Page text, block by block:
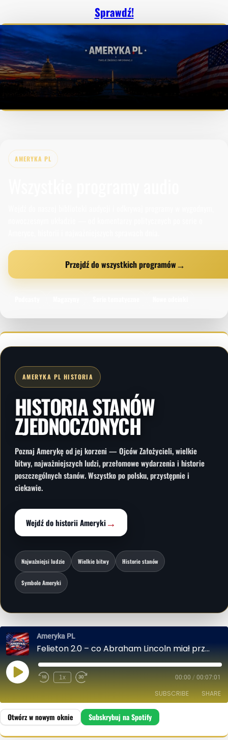
Sprawdź!
AMERYKA PL
Przejdź do wszystkich programów→
AMERYKA PL HISTORIA
HISTORIA STANÓW
ZJEDNOCZONYCH
Poznaj Amerykę od jej korzeni — Ojców Założycieli, wielkie
bitwy, najważniejszych ludzi, przełomowe wydarzenia i historie
poszczególnych stanów. Wszystko po polsku, przystępnie i
ciekawie.
Wejdź do historii Ameryki→
Najważniejsi ludzie Wielkie bitwy Historie stanów
Symbole Ameryki
Ameryka PL
Felieton 2.0 – co Abraham Lincoln miał przy sobie gdy został zastrzelony
P
L
P
I
O
1x 00:00 / 00:07:01
SUBSCRIBE SHARE
Spotify
SHARE